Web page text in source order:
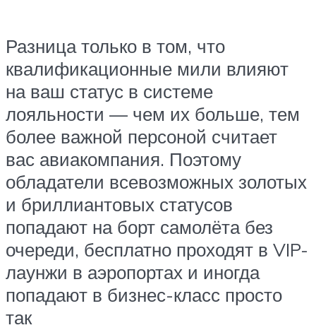
Разница только в том, что
квалификационные мили влияют
на ваш статус в системе
лояльности — чем их больше, тем
более важной персоной считает
вас авиакомпания. Поэтому
обладатели всевозможных золотых
и бриллиантовых статусов
попадают на борт самолёта без
очереди, бесплатно проходят в VIP-
лаунжи в аэропортах и иногда
попадают в бизнес-класс просто
так